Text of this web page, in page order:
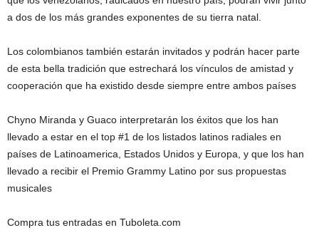
a dos de los más grandes exponentes de su tierra natal.
Los colombianos también estarán invitados y podrán hacer parte
de esta bella tradición que estrechará los vínculos de amistad y
cooperación que ha existido desde siempre entre ambos países
Chyno Miranda y Guaco interpretarán los éxitos que los han
llevado a estar en el top #1 de los listados latinos radiales en
países de Latinoamerica, Estados Unidos y Europa, y que los han
llevado a recibir el Premio Grammy Latino por sus propuestas
musicales
Compra tus entradas en Tuboleta.com